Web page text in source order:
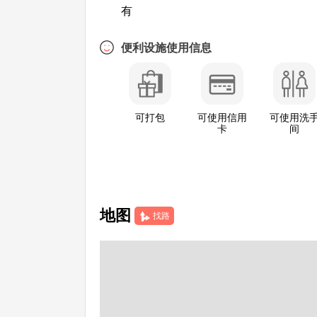
有
便利设施使用信息
可打包
可使用信用
卡
可使用洗
间
地图 找路